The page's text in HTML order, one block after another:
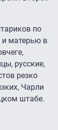
по
и матерью в
русские,
резко
Чарли
штабе.